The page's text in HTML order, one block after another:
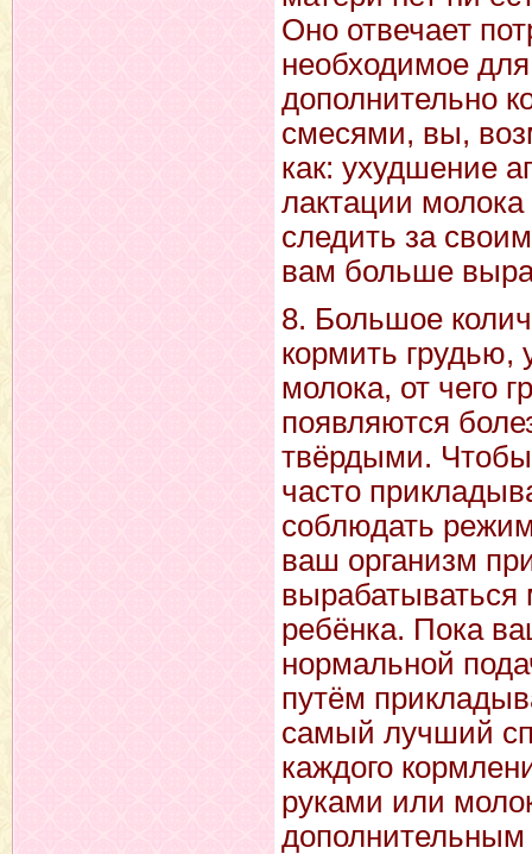
Оно отвечает
необходимое
дополнительно
смесями, вы,
как: ухудшение
лактации
следить за
вам больше
8. Большое
кормить грудью,
молока, от чего
появляются
твёрдыми. Чтобы
часто
соблюдать
ваш организм
вырабатываться
ребёнка. Пока
нормальной
путём
самый лучший
каждого
руками или